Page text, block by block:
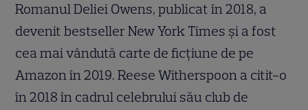
Romanul Deliei Owens, publicat în 2018, a
devenit bestseller New York Times și a fost
cea mai vândută carte de ficțiune de pe
Amazon în 2019. Reese Witherspoon a citit-o
în 2018 în cadrul celebrului său club de